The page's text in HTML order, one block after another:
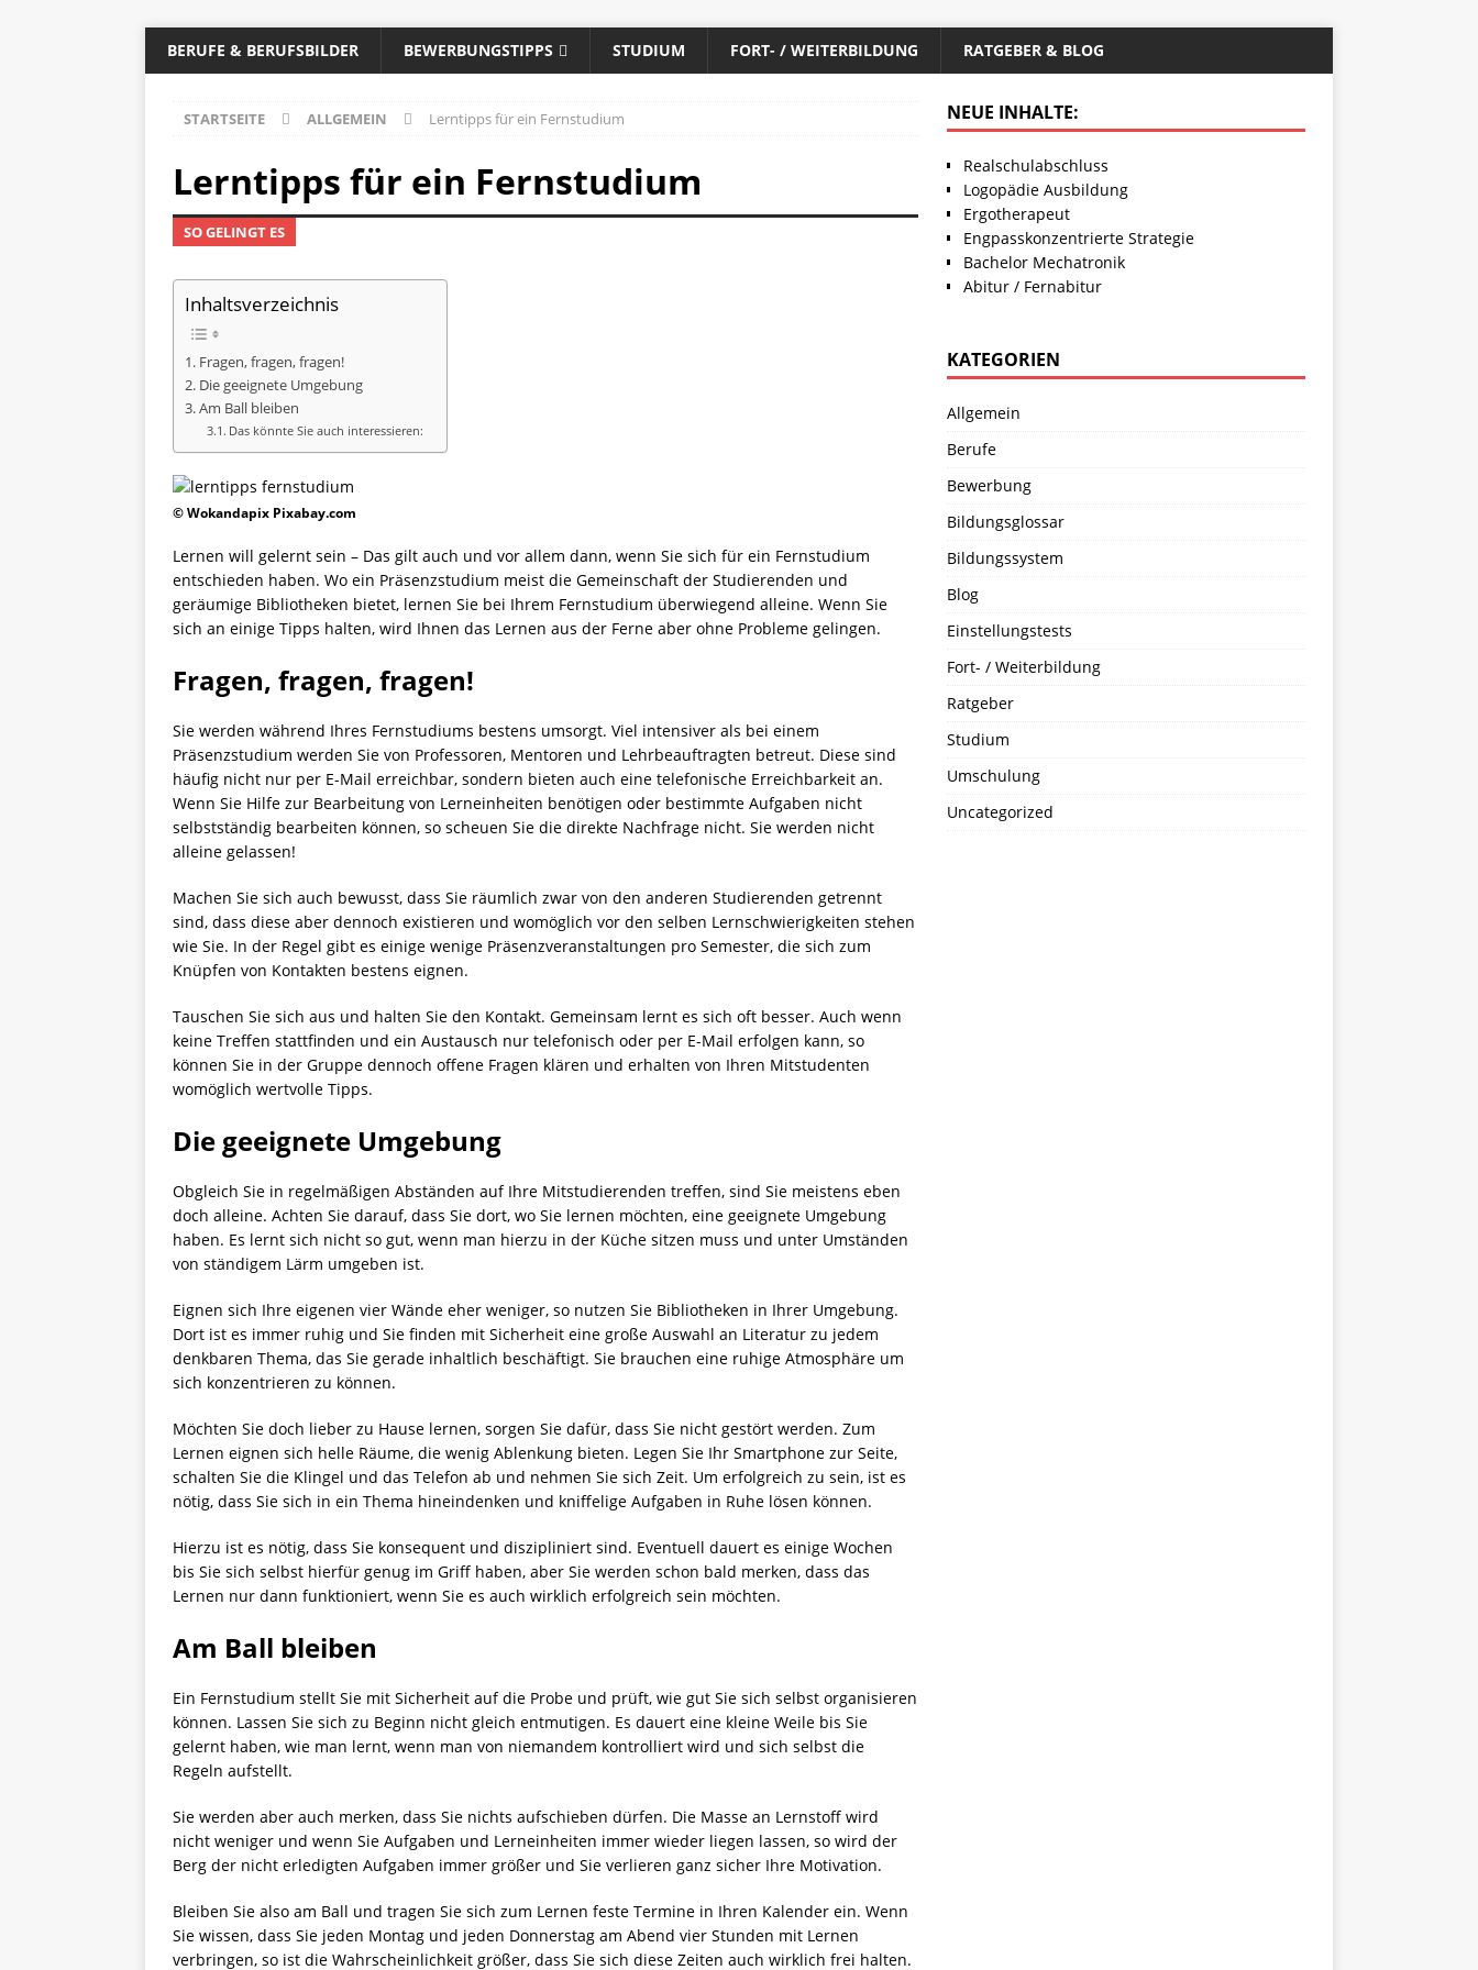
BERUFE & BERUFSBILDER BEWERBUNGSTIPPS STUDIUM FORT- / WEITERBILDUNG RATGEBER & BLOG
STARTSEITE ALLGEMEIN Lerntipps für ein Fernstudium
Lerntipps für ein Fernstudium
SO GELINGT ES
Inhaltsverzeichnis
Fragen, fragen, fragen!
Die geeignete Umgebung
Am Ball bleiben
Das könnte Sie auch interessieren:
© Wokandapix Pixabay.com
Lernen will gelernt sein – Das gilt auch und vor allem dann, wenn Sie sich für ein Fernstudium
entschieden haben. Wo ein Präsenzstudium meist die Gemeinschaft der Studierenden und
geräumige Bibliotheken bietet, lernen Sie bei Ihrem Fernstudium überwiegend alleine. Wenn Sie
sich an einige Tipps halten, wird Ihnen das Lernen aus der Ferne aber ohne Probleme gelingen.
Fragen, fragen, fragen!
Sie werden während Ihres Fernstudiums bestens umsorgt. Viel intensiver als bei einem
Präsenzstudium werden Sie von Professoren, Mentoren und Lehrbeauftragten betreut. Diese sind
häufig nicht nur per E-Mail erreichbar, sondern bieten auch eine telefonische Erreichbarkeit an.
Wenn Sie Hilfe zur Bearbeitung von Lerneinheiten benötigen oder bestimmte Aufgaben nicht
selbstständig bearbeiten können, so scheuen Sie die direkte Nachfrage nicht. Sie werden nicht
alleine gelassen!
Machen Sie sich auch bewusst, dass Sie räumlich zwar von den anderen Studierenden getrennt
sind, dass diese aber dennoch existieren und womöglich vor den selben Lernschwierigkeiten stehen
wie Sie. In der Regel gibt es einige wenige Präsenzveranstaltungen pro Semester, die sich zum
Knüpfen von Kontakten bestens eignen.
Tauschen Sie sich aus und halten Sie den Kontakt. Gemeinsam lernt es sich oft besser. Auch wenn
keine Treffen stattfinden und ein Austausch nur telefonisch oder per E-Mail erfolgen kann, so
können Sie in der Gruppe dennoch offene Fragen klären und erhalten von Ihren Mitstudenten
womöglich wertvolle Tipps.
Die geeignete Umgebung
Obgleich Sie in regelmäßigen Abständen auf Ihre Mitstudierenden treffen, sind Sie meistens eben
doch alleine. Achten Sie darauf, dass Sie dort, wo Sie lernen möchten, eine geeignete Umgebung
haben. Es lernt sich nicht so gut, wenn man hierzu in der Küche sitzen muss und unter Umständen
von ständigem Lärm umgeben ist.
Eignen sich Ihre eigenen vier Wände eher weniger, so nutzen Sie Bibliotheken in Ihrer Umgebung.
Dort ist es immer ruhig und Sie finden mit Sicherheit eine große Auswahl an Literatur zu jedem
denkbaren Thema, das Sie gerade inhaltlich beschäftigt. Sie brauchen eine ruhige Atmosphäre um
sich konzentrieren zu können.
Möchten Sie doch lieber zu Hause lernen, sorgen Sie dafür, dass Sie nicht gestört werden. Zum
Lernen eignen sich helle Räume, die wenig Ablenkung bieten. Legen Sie Ihr Smartphone zur Seite,
schalten Sie die Klingel und das Telefon ab und nehmen Sie sich Zeit. Um erfolgreich zu sein, ist es
nötig, dass Sie sich in ein Thema hineindenken und kniffelige Aufgaben in Ruhe lösen können.
Hierzu ist es nötig, dass Sie konsequent und diszipliniert sind. Eventuell dauert es einige Wochen
bis Sie sich selbst hierfür genug im Griff haben, aber Sie werden schon bald merken, dass das
Lernen nur dann funktioniert, wenn Sie es auch wirklich erfolgreich sein möchten.
Am Ball bleiben
Ein Fernstudium stellt Sie mit Sicherheit auf die Probe und prüft, wie gut Sie sich selbst organisieren
können. Lassen Sie sich zu Beginn nicht gleich entmutigen. Es dauert eine kleine Weile bis Sie
gelernt haben, wie man lernt, wenn man von niemandem kontrolliert wird und sich selbst die
Regeln aufstellt.
Sie werden aber auch merken, dass Sie nichts aufschieben dürfen. Die Masse an Lernstoff wird
nicht weniger und wenn Sie Aufgaben und Lerneinheiten immer wieder liegen lassen, so wird der
Berg der nicht erledigten Aufgaben immer größer und Sie verlieren ganz sicher Ihre Motivation.
Bleiben Sie also am Ball und tragen Sie sich zum Lernen feste Termine in Ihren Kalender ein. Wenn
Sie wissen, dass Sie jeden Montag und jeden Donnerstag am Abend vier Stunden mit Lernen
verbringen, so ist die Wahrscheinlichkeit größer, dass Sie sich diese Zeiten auch wirklich frei halten.
NEUE INHALTE:
Realschulabschluss
Logopädie Ausbildung
Ergotherapeut
Engpasskonzentrierte Strategie
Bachelor Mechatronik
Abitur / Fernabitur
KATEGORIEN
Allgemein
Berufe
Bewerbung
Bildungsglossar
Bildungssystem
Blog
Einstellungstests
Fort- / Weiterbildung
Ratgeber
Studium
Umschulung
Uncategorized